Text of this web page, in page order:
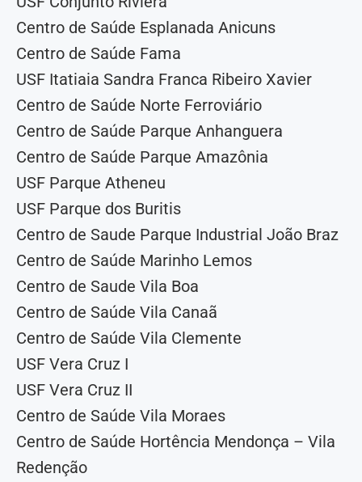
Centro de Saúde Esplanada Anicuns
Centro de Saúde Fama
USF Itatiaia Sandra Franca Ribeiro Xavier
Centro de Saúde Norte Ferroviário
Centro de Saúde Parque Anhanguera
Centro de Saúde Parque Amazônia
USF Parque Atheneu
USF Parque dos Buritis
Centro de Saude Parque Industrial João Braz
Centro de Saúde Marinho Lemos
Centro de Saude Vila Boa
Centro de Saúde Vila Canaã
Centro de Saúde Vila Clemente
USF Vera Cruz I
USF Vera Cruz II
Centro de Saúde Vila Moraes
Centro de Saúde Hortência Mendonça – Vila
Redenção